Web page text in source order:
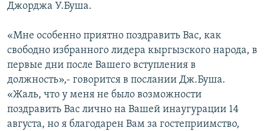
Джорджа У.Буша.
«Мне особенно приятно поздравить Вас, как
свободно избранного лидера кыргызского народа, в
первые дни после Вашего вступления в
должность»,- говорится в послании Дж.Буша.
«Жаль, что у меня не было возможности
поздравить Вас лично на Вашей инаугурации 14
августа, но я благодарен Вам за гостеприимство,